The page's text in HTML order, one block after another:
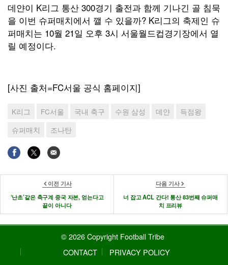
데얀이 K리그 통산 300경기 출전과 함께 기나긴 골 침묵
을 이번 슈퍼매치에서 깰 수 있을까? K리그의 축제인 슈
퍼매치는 10월 21일 오후 3시 서울월드컵경기장에서 열
릴 예정이다.
[사진 출처=FC서울 공식 홈페이지]
K리그 FC서울 국내 축구 수원 삼성 데얀
득점왕
슈퍼매치
조나탄
이전 기사
‘난초’같은 축구계 중국 자본, 얻는다고
끝이 아니다
다음 기사
너 잡고 ACL 간다! 통산 83번째 슈퍼매
치 프리뷰
© 2026 Copyright Football Tribe
CONTACT
PRIVACY POLICY